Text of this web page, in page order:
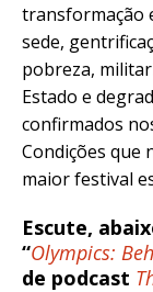
transformação
sede,
pobreza,
Estado e
confirmados
Condições que
maior festival
Escute,
“Olympics:
de podcast